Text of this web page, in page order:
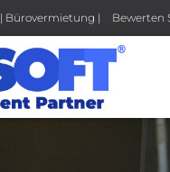
| Bürovermietung | Bewerten